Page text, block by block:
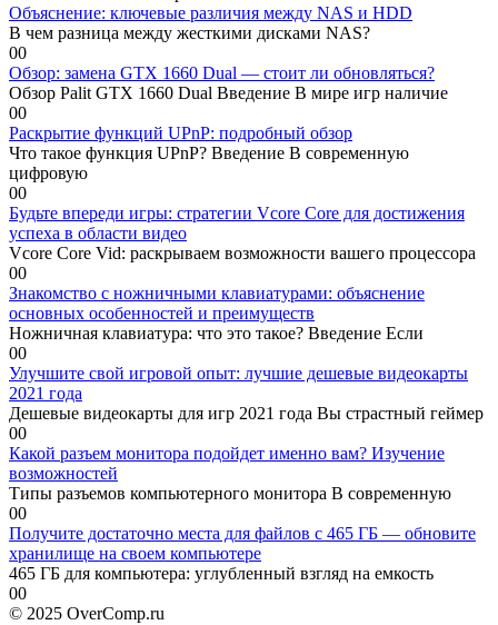
Объяснение: ключевые различия между NAS и HDD
В чем разница между жесткими дисками NAS?
00
Обзор: замена GTX 1660 Dual — стоит ли обновляться?
Обзор Palit GTX 1660 Dual Введение В мире игр наличие
00
Раскрытие функций UPnP: подробный обзор
Что такое функция UPnP? Введение В современную
цифровую
00
Будьте впереди игры: стратегии Vcore Core для достижения
успеха в области видео
Vcore Core Vid: раскрываем возможности вашего процессора
00
Знакомство с ножничными клавиатурами: объяснение
основных особенностей и преимуществ
Ножничная клавиатура: что это такое? Введение Если
00
Улучшите свой игровой опыт: лучшие дешевые видеокарты
2021 года
Дешевые видеокарты для игр 2021 года Вы страстный геймер
00
Какой разъем монитора подойдет именно вам? Изучение
возможностей
Типы разъемов компьютерного монитора В современную
00
Получите достаточно места для файлов с 465 ГБ — обновите
хранилище на своем компьютере
465 ГБ для компьютера: углубленный взгляд на емкость
00
© 2025 OverComp.ru